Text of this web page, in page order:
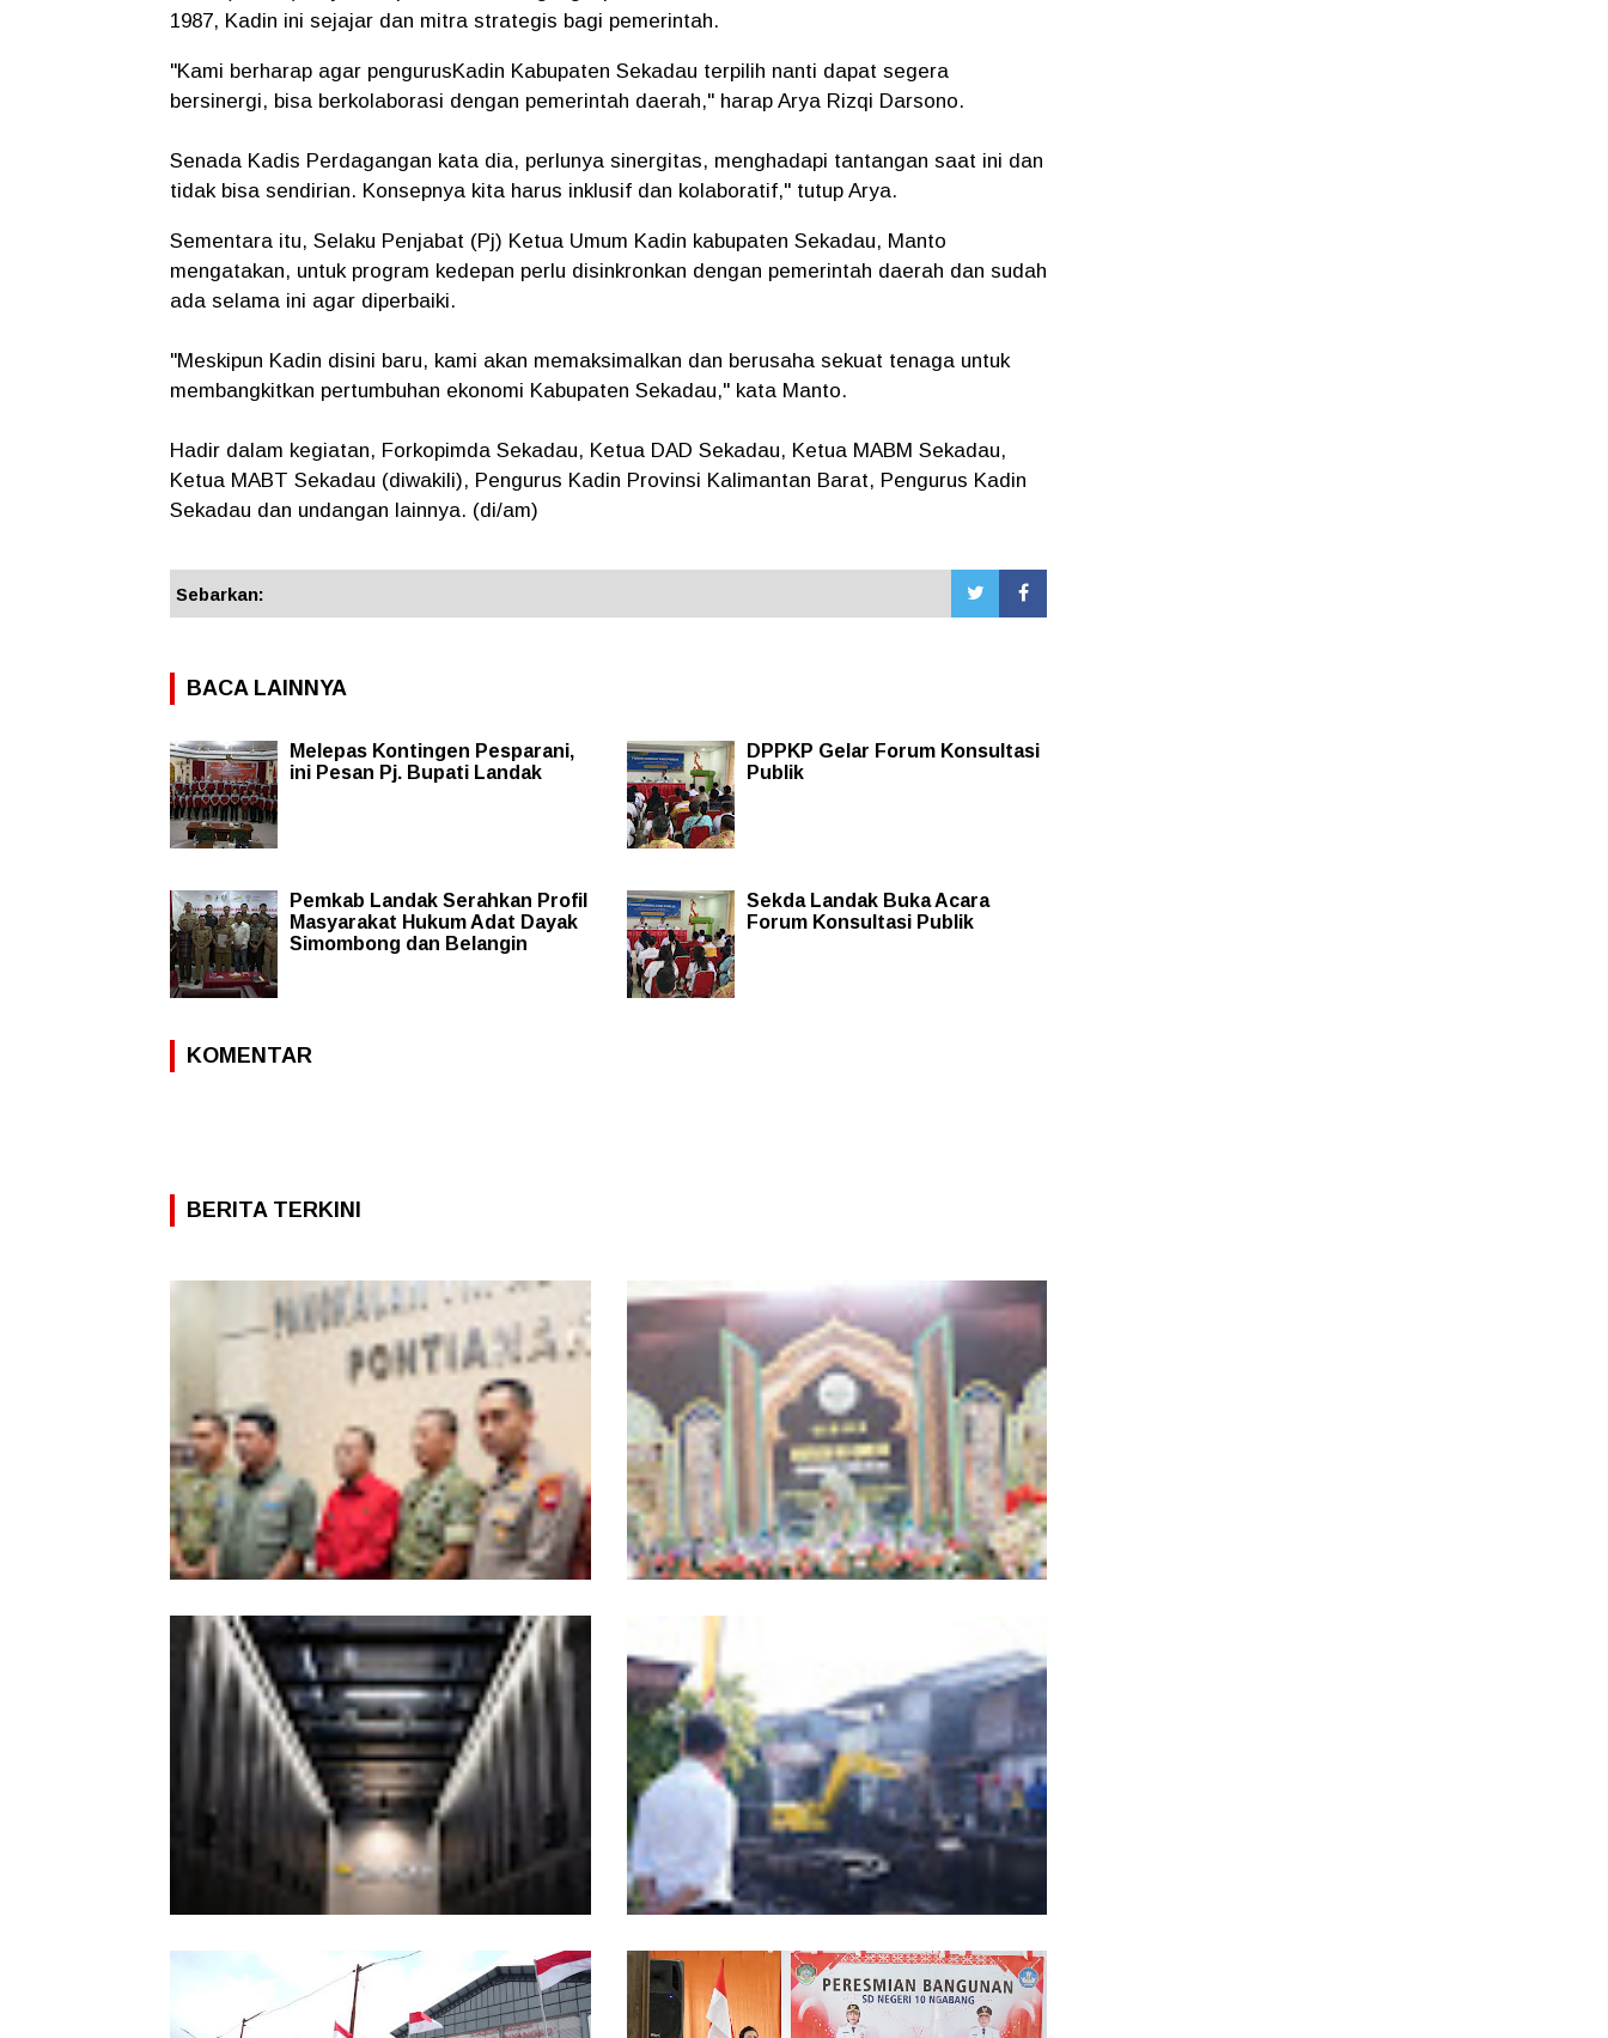
1987, Kadin ini sejajar dan mitra strategis bagi pemerintah.
"Kami berharap agar pengurusKadin Kabupaten Sekadau terpilih nanti dapat segera
bersinergi, bisa berkolaborasi dengan pemerintah daerah," harap Arya Rizqi Darsono.
Senada Kadis Perdagangan kata dia, perlunya sinergitas, menghadapi tantangan saat ini dan
tidak bisa sendirian. Konsepnya kita harus inklusif dan kolaboratif," tutup Arya.
Sementara itu, Selaku Penjabat (Pj) Ketua Umum Kadin kabupaten Sekadau, Manto
mengatakan, untuk program kedepan perlu disinkronkan dengan pemerintah daerah dan sudah
ada selama ini agar diperbaiki.
"Meskipun Kadin disini baru, kami akan memaksimalkan dan berusaha sekuat tenaga untuk
membangkitkan pertumbuhan ekonomi Kabupaten Sekadau," kata Manto.
Hadir dalam kegiatan, Forkopimda Sekadau, Ketua DAD Sekadau, Ketua MABM Sekadau,
Ketua MABT Sekadau (diwakili), Pengurus Kadin Provinsi Kalimantan Barat, Pengurus Kadin
Sekadau dan undangan lainnya. (di/am)
Sebarkan:
BACA LAINNYA
Melepas Kontingen Pesparani,
ini Pesan Pj. Bupati Landak
DPPKP Gelar Forum Konsultasi
Publik
Pemkab Landak Serahkan Profil
Masyarakat Hukum Adat Dayak
Simombong dan Belangin
Sekda Landak Buka Acara
Forum Konsultasi Publik
KOMENTAR
BERITA TERKINI
Kesiapsiagaan Total Pemprov Kalbar
Hadapi Karhutla
19 Kafilah Pontianak Melaju ke Final MTQ
Kalbar ke-34